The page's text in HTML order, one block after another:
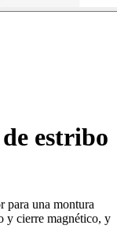
estribo
para una montura
y cierre magnético, y